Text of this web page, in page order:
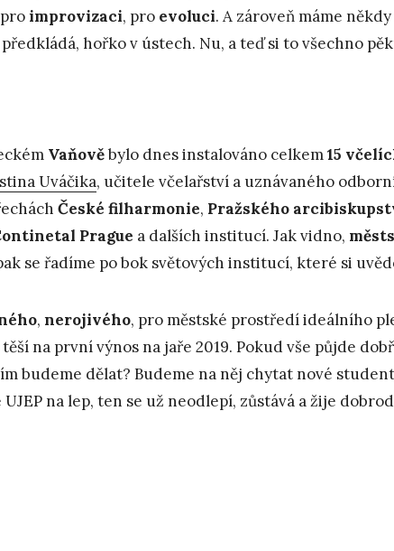
improvizaci, pro evoluci. A zároveň máme
hořko v ústech. Nu, a teď si to všechno
Vaňověbylo dnes instalováno celkem15
Uváčika, učitele včelařství a uznávaného
České filharmonie, Pražského
Prague a dalších institucí. Jak vidno,
se řadíme po bok světových institucí, které si
, nerojivého, pro městské prostředí ideálního
na první výnos na jaře 2019. Pokud vše půjde
budeme dělat? Budeme na něj chytat nové
na lep, ten se už neodlepí, zůstává a žije